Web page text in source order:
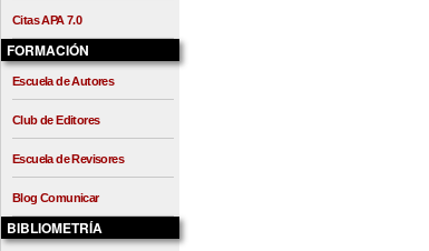
Citas APA 7.0
FORMACIÓN
Escuela de Autores
Club de Editores
Escuela de Revisores
Blog Comunicar
BIBLIOMETRÍA